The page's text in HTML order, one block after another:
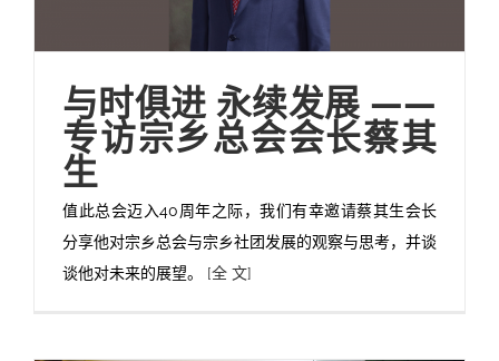
与时俱进 永续发展 ——
专访宗乡总会会长蔡其
生
值此总会迈入40周年之际，我们有幸邀请蔡其生会长
分享他对宗乡总会与宗乡社团发展的观察与思考，并谈
谈他对未来的展望。 [全 文]